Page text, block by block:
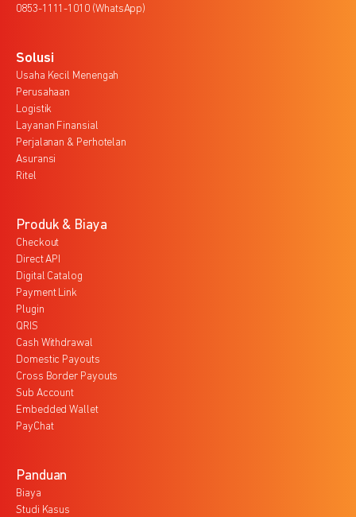
0853-1111-1010 (WhatsApp)
Solusi
Usaha Kecil Menengah
Perusahaan
Logistik
Layanan Finansial
Perjalanan & Perhotelan
Asuransi
Ritel
Produk & Biaya
Checkout
Direct API
Digital Catalog
Payment Link
Plugin
QRIS
Cash Withdrawal
Domestic Payouts
Cross Border Payouts
Sub Account
Embedded Wallet
PayChat
Panduan
Biaya
Studi Kasus